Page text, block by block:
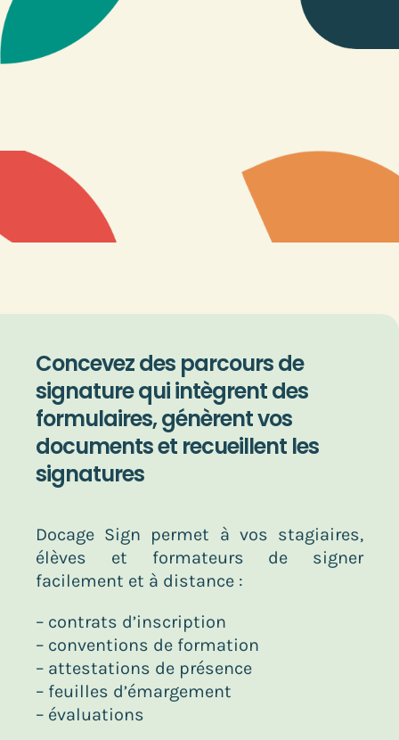
Concevez des parcours de
signature qui intègrent des
formulaires, génèrent vos
documents et recueillent les
signatures
Docage Sign permet à vos stagiaires,
élèves et formateurs de signer
facilement et à distance :
–contrats d’inscription
– conventions de formation
– attestations de présence
– feuilles d’émargement
– évaluations